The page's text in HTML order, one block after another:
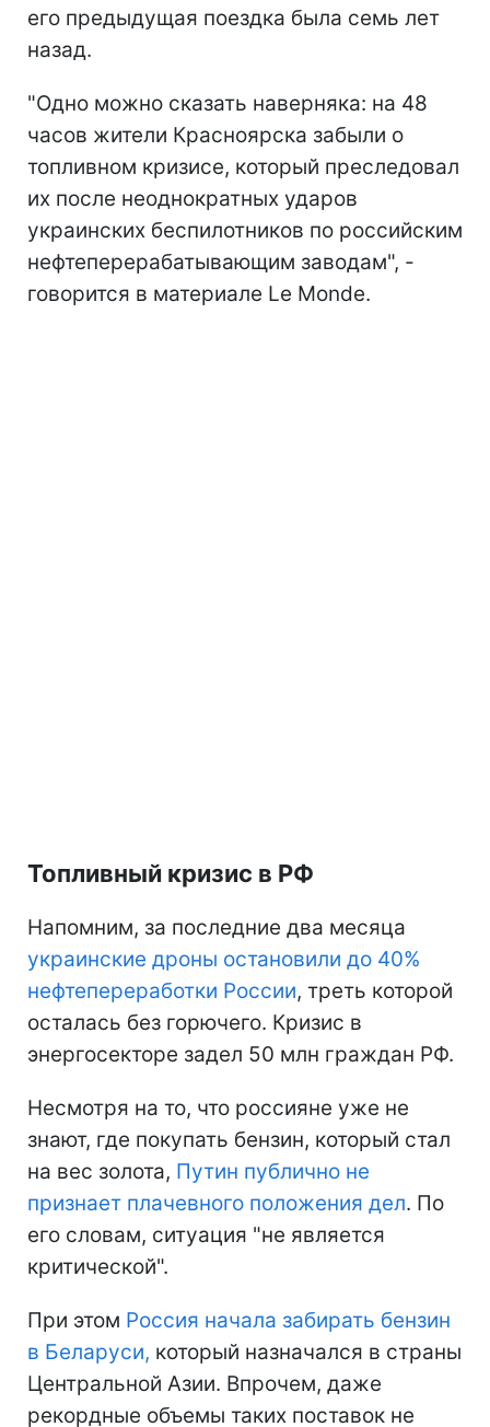
его предыдущая поездка была семь лет
назад.
"Одно можно сказать наверняка: на 48
часов жители Красноярска забыли о
топливном кризисе, который преследовал
их после неоднократных ударов
украинских беспилотников по российским
нефтеперерабатывающим заводам", -
говорится в материале Le Monde.
Топливный кризис в РФ
Напомним, за последние два месяца
украинские дроны остановили до 40%
нефтепереработки России, треть которой
осталась без горючего. Кризис в
энергосекторе задел 50 млн граждан РФ.
Несмотря на то, что россияне уже не
знают, где покупать бензин, который стал
на вес золота, Путин публично не
признает плачевного положения дел. По
его словам, ситуация "не является
критической".
При этом Россия начала забирать бензин
в Беларуси, который назначался в страны
Центральной Азии. Впрочем, даже
рекордные объемы таких поставок не